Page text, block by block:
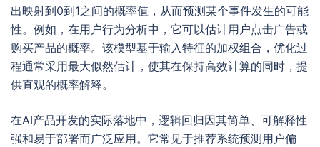
出映射到0到1之间的概率值，从而预测某个事件发生的可能
性。例如，在用户行为分析中，它可以估计用户点击广告或
购买产品的概率。该模型基于输入特征的加权组合，优化过
程通常采用最大似然估计，使其在保持高效计算的同时，提
供直观的概率解释。
在AI产品开发的实际落地中，逻辑回归因其简单、可解释性
强和易于部署而广泛应用。它常见于推荐系统预测用户偏